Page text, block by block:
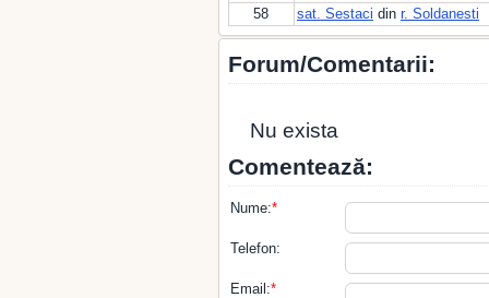
58
sat. Sestaci din r. Soldanesti
Forum/Comentarii:
Nu exista
Comentează:
Nume:*
Telefon:
Email:*